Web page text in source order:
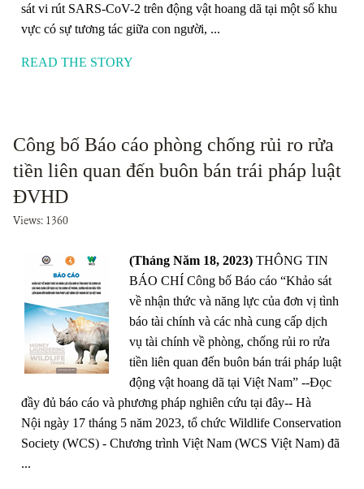
sát vi rút SARS-CoV-2 trên động vật hoang dã tại một số khu
vực có sự tương tác giữa con người, ...
READ THE STORY
Công bố Báo cáo phòng chống rủi ro rửa
tiền liên quan đến buôn bán trái pháp luật
ĐVHD
Views: 1360
(Tháng Năm 18, 2023) THÔNG TIN
BÁO CHÍ Công bố Báo cáo “Khảo sát
về nhận thức và năng lực của đơn vị tình
báo tài chính và các nhà cung cấp dịch
vụ tài chính về phòng, chống rủi ro rửa
tiền liên quan đến buôn bán trái pháp luật
động vật hoang dã tại Việt Nam” --Đọc
đầy đủ báo cáo và phương pháp nghiên cứu tại đây-- Hà
Nội ngày 17 tháng 5 năm 2023, tổ chức Wildlife Conservation
Society (WCS) - Chương trình Việt Nam (WCS Việt Nam) đã
...